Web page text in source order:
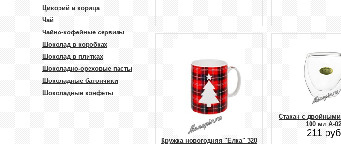
Цикорий и корица
Чай
Чайно-кофейные сервизы
Шоколад в коробках
Шоколад в плитках
Шоколадно-ореховые пасты
Шоколадные батончики
Шоколадные конфеты
Кружка новогодняя "Елка" 320
Стакан с
100 мл А-
211